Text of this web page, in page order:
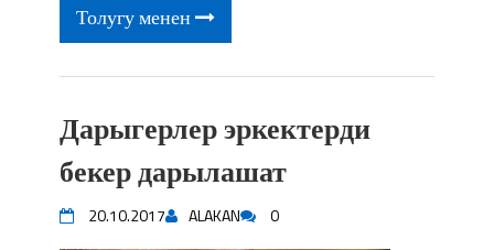
Park'ка 30 миң адам чогулду
Толугу менен
Дарыгерлер эркектерди
бекер дарылашат
20.10.2017 ALAKAN 0